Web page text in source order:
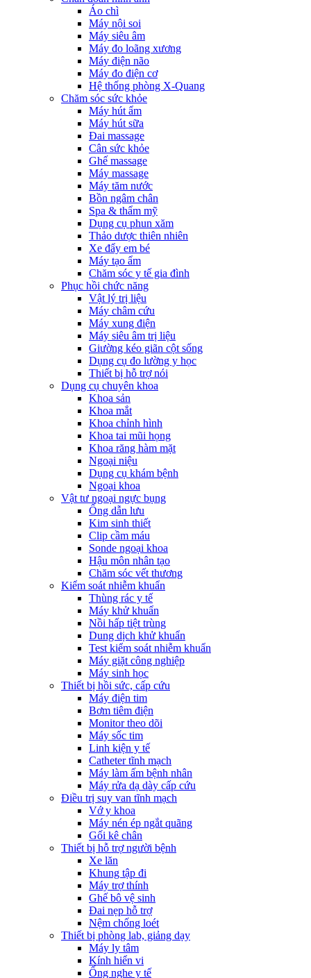
Áo chì
Máy nội soi
Máy siêu âm
Máy đo loãng xương
Máy điện não
Máy đo điện cơ
Hệ thống phòng X-Quang
Chăm sóc sức khỏe
Máy hút ẩm
Máy hút sữa
Đai massage
Cân sức khỏe
Ghế massage
Máy massage
Máy tăm nước
Bồn ngâm chân
Spa & thẩm mỹ
Dụng cụ phun xăm
Thảo dược thiên nhiên
Xe đẩy em bé
Máy tạo ẩm
Chăm sóc y tế gia đình
Phục hồi chức năng
Vật lý trị liệu
Máy châm cứu
Máy xung điện
Máy siêu âm trị liệu
Giường kéo giãn cột sống
Dụng cụ đo lường y học
Thiết bị hỗ trợ nói
Dụng cụ chuyên khoa
Khoa sản
Khoa mắt
Khoa chỉnh hình
Khoa tai mũi họng
Khoa răng hàm mặt
Ngoại niệu
Dụng cụ khám bệnh
Ngoại khoa
Vật tư ngoại ngực bụng
Ống dẫn lưu
Kim sinh thiết
Clip cầm máu
Sonde ngoại khoa
Hậu môn nhân tạo
Chăm sóc vết thương
Kiểm soát nhiễm khuẩn
Thùng rác y tế
Máy khử khuẩn
Nồi hấp tiệt trùng
Dung dịch khử khuẩn
Test kiểm soát nhiễm khuẩn
Máy giặt công nghiệp
Máy sinh học
Thiết bị hồi sức, cấp cứu
Máy điện tim
Bơm tiêm điện
Monitor theo dõi
Máy sốc tim
Linh kiện y tế
Catheter tĩnh mạch
Máy làm ấm bệnh nhân
Máy rửa dạ dày cấp cứu
Điều trị suy van tĩnh mạch
Vớ y khoa
Máy nén ép ngắt quãng
Gối kê chân
Thiết bị hỗ trợ người bệnh
Xe lăn
Khung tập đi
Máy trợ thính
Ghế bô vệ sinh
Đai nẹp hỗ trợ
Nệm chống loét
Thiết bị phòng lab, giảng dạy
Máy ly tâm
Kính hiển vi
Ống nghe y tế